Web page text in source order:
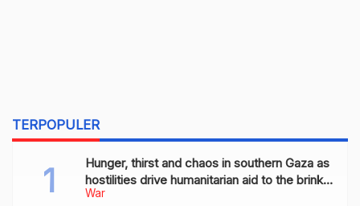
TERPOPULER
War
Hunger, thirst and chaos in southern Gaza as
hostilities drive humanitarian aid to the brink
of collapse